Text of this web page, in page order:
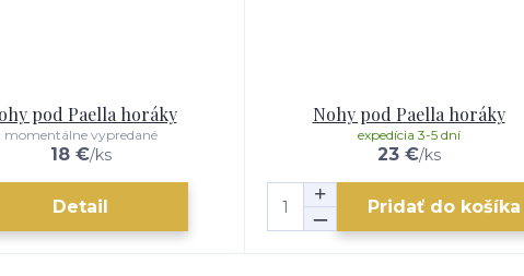
pod Paella horáky
18 €/ks
momentálne vypredané
Detail
Nohy pod Paella horáky
23 €/ks
expedícia 3-5 dní
Pridať do košíka